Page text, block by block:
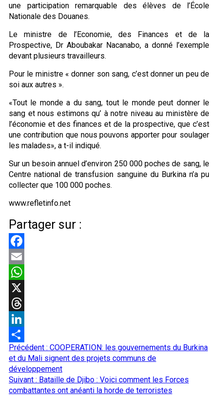
une participation remarquable des élèves de l’École
Nationale des Douanes.
Le ministre de l’Economie, des Finances et de la
Prospective, Dr Aboubakar Nacanabo, a donné l’exemple
devant plusieurs travailleurs.
Pour le ministre « donner son sang, c’est donner un peu de
soi aux autres ».
«Tout le monde a du sang, tout le monde peut donner le
sang et nous estimons qu’ à notre niveau au ministère de
l’économie et des finances et de la prospective, que c’est
une contribution que nous pouvons apporter pour soulager
les malades», a t-il indiqué.
Sur un besoin annuel d’environ 250 000 poches de sang, le
Centre national de transfusion sanguine du Burkina n’a pu
collecter que 100 000 poches.
www.refletinfo.net
Partager sur :
Facebook
Email
WhatsApp
X
Threads
LinkedIn
Partager
Navigation
d’article
Précédent : COOPERATION: les gouvernements du Burkina
et du Mali signent des projets communs de
développement
Suivant : Bataille de Djibo : Voici comment les Forces
combattantes ont anéanti la horde de terroristes